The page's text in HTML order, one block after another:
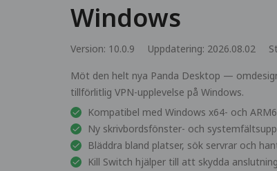
Windows
Version: 10.0.9 Uppdatering: 2026.08.02
Möt den helt nya Panda Desktop —
tillförlitlig VPN-upplevelse på Windows.
Kompatibel med Windows x64- och
Ny skrivbordsfönster- och
Bläddra bland platser, sök servrar och
Kill Switch hjälper till att skydda